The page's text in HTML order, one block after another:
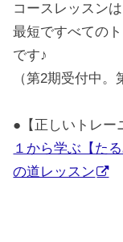
コースレッスンは
最短ですべての
です♪
（第2期受付中
●【正しいトレー
１から学ぶ【た
の道レッスン